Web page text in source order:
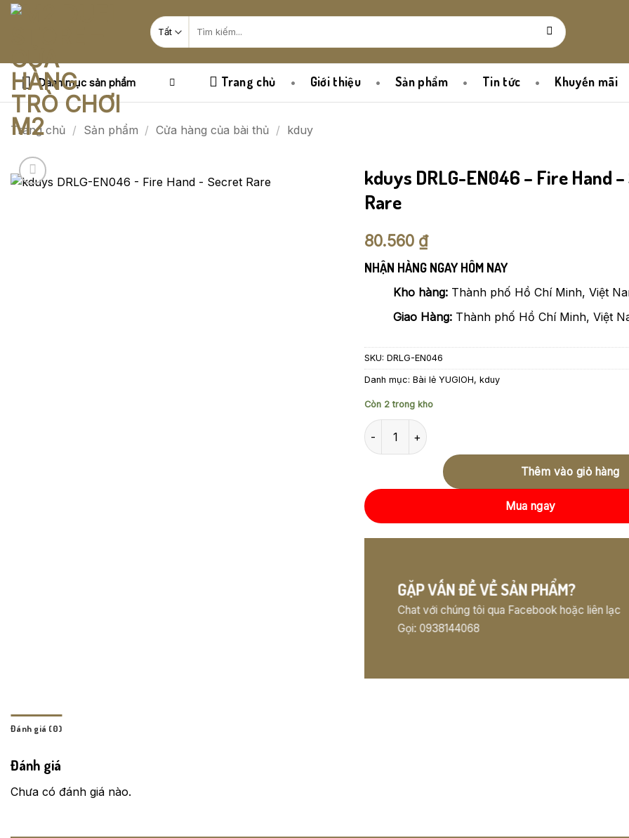
Bỏ
dung
kiếm:
Danh mục sản phẩm Trang chủ Giới thiệu Sản phẩm Tin tức Khuyến mãi
Trang chủ / Sản phẩm / Cửa hàng của bài thủ / kduy
kduys DRLG-EN046 – Fire Hand
Rare
80.560 ₫
NHẬN HÀNG NGAY HÔM NAY
Kho hàng: Thành phố Hồ Chí Minh, Việt
Giao Hàng: Thành phố Hồ Chí Minh, Việt
SKU: DRLG-EN046
Danh mục: Bài lẻ YUGIOH, kduy
Còn 2 trong kho
kduys DRLG-EN046 - Fire Hand - Secret Rare số lượng
Thêm vào giỏ hàng
Mua ngay
GẶP VẤN ĐỀ VỀ SẢN PHẨM?
Chat với chúng tôi qua Facebook hoặc liên lạc
Gọi: 0938144068
Đánh giá (0)
Đánh giá
Chưa có đánh giá nào.